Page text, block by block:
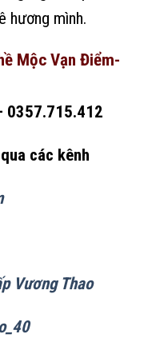
hương mình.
Mộc Vạn Điểm-
0357.715.412
các kênh
Vương Thao